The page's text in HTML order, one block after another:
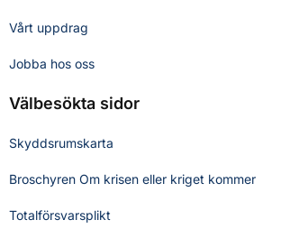
Vårt uppdrag
Jobba hos oss
Välbesökta sidor
Skyddsrumskarta
Broschyren Om krisen eller kriget kommer
Totalförsvarsplikt